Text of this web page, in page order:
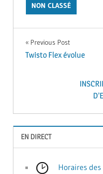
NON CLASSÉ
Navigation
Previous Post
Twisto Flex évolue
EN DIRECT
Horaires des